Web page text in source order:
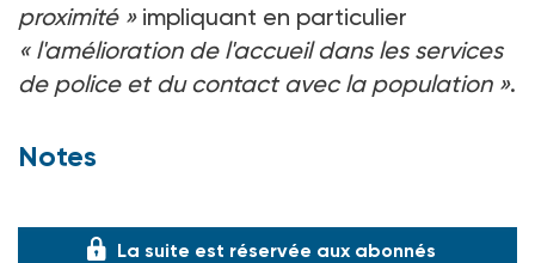
proximité » impliquant en particulier
« l'amélioration de l'accueil dans les services
de police et du contact avec la population ».
Notes
La suite est réservée aux abonnés